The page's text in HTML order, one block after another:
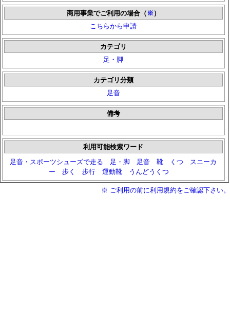
商用事業でご利用の場合（ ※ ）
こちらから申請
カテゴリ
足・脚
カテゴリ分類
足音
備考
利用可能検索ワード
足音・スポーツシューズで走る
足・脚 足音 靴 くつ
スニーカ
ー
歩く 歩行 運動靴 うんどうくつ
※ ご利用の前に利用規約をご確認下さい。